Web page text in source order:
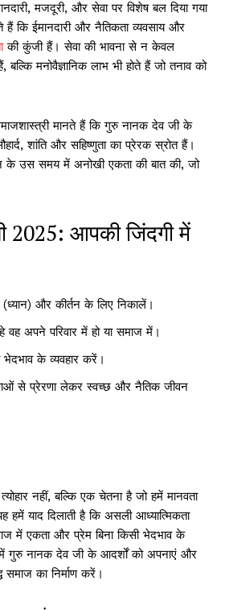
मजदूरी, और सेवा पर विशेष बल दिया गया
कि ईमानदारी और नैतिकता व्यवसाय और
की कुंजी हैं। सेवा की भावना से न केवल
बल्कि मनोवैज्ञानिक लाभ भी होते हैं जो तनाव को
समाजशास्त्री मानते हैं कि गुरु नानक देव जी के
शांति और सहिष्णुता का प्रेरक स्रोत हैं।
के उस समय में अनोखी एकता की बात की, जो
2025: आपकी जिंदगी में
और कीर्तन के लिए निकालें।
वह अपने परिवार में हो या समाज में।
के व्यवहार करें।
से प्रेरणा लेकर स्वच्छ और नैतिक जीवन
नहीं, बल्कि एक चेतना है जो हमें मानवता
हमें याद दिलाती है कि असली आध्यात्मिकता
में एकता और प्रेम बिना किसी भेदभाव के
नानक देव जी के आदर्शों को अपनाएं और
का निर्माण करें।